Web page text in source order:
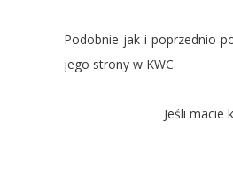
Podobnie jak i poprzednio
jego strony w KWC.
Jeśli macie